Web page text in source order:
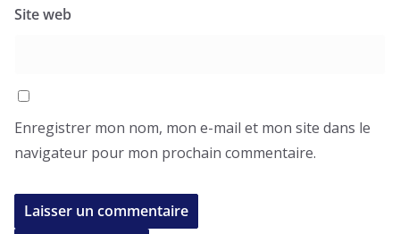
Site web
Enregistrer mon nom, mon e-mail et mon site dans le
navigateur pour mon prochain commentaire.